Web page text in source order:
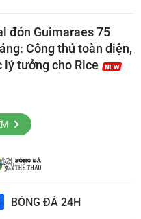
đón Guimaraes 75
Công thủ toàn diện,
lý tưởng cho Rice
BÓNG ĐÁ 24H